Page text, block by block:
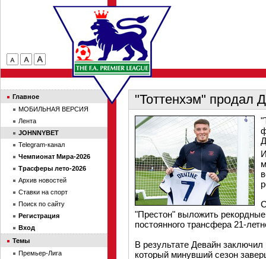
"Тоттенхэм" продал
"Престон" выложить
постоянного трансфера 21-
В результате Девайн
который минувший сезон
Главное
МОБИЛЬНАЯ ВЕРСИЯ
Лента
JOHNNYBET
Telegram-канал
Чемпионат Мира-2026
Трасферы лето-2026
Архив новостей
Ставки на спорт
Поиск по сайту
Регистрация
Вход
Темы
Премьер-Лига